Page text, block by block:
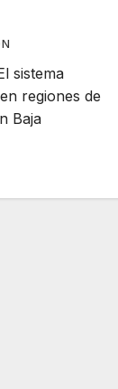
sistema
regiones de
Baja